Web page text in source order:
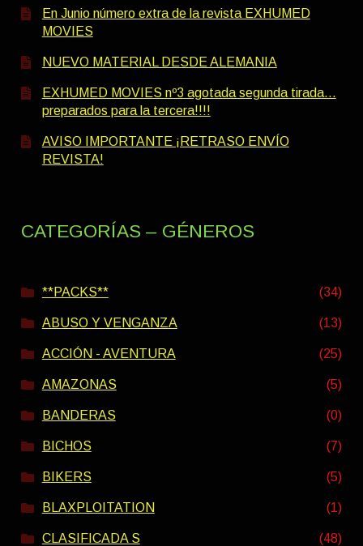
En Junio número extra de la revista EXHUMED
MOVIES
NUEVO MATERIAL DESDE ALEMANIA
EXHUMED MOVIES nº3 agotada segunda tirada…
preparados para la tercera!!!!
AVISO IMPORTANTE ¡RETRASO ENVÍO
REVISTA!
CATEGORÍAS – GÉNEROS
**PACKS** (34)
ABUSO Y VENGANZA (13)
ACCIÓN - AVENTURA (25)
AMAZONAS (5)
BANDERAS (0)
BICHOS (7)
BIKERS (5)
BLAXPLOITATION (1)
CLASIFICADA S (48)